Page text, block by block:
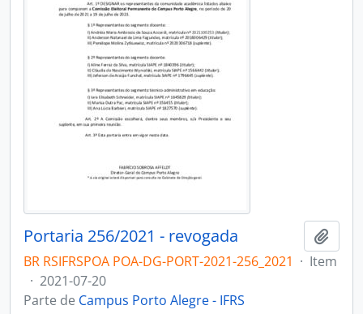
Portaria 256/2021 - revogada
BR RSIFRSPOA POA-DG-PORT-2021-256_2021 · Item
· 2021-07-20
Parte de Campus Porto Alegre - IFRS